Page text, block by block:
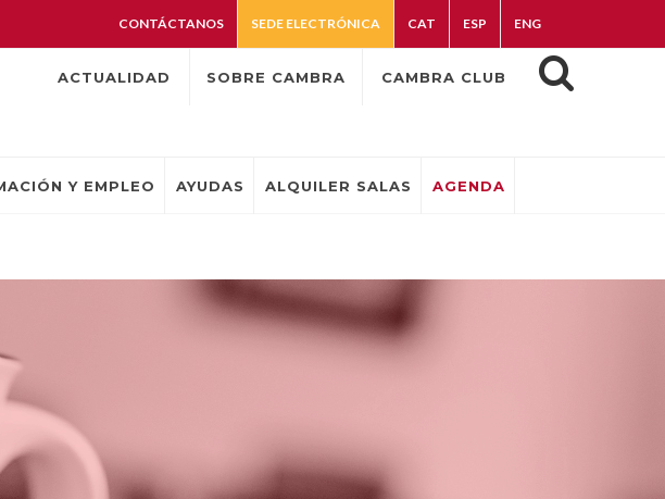
CONTÁCTANOS SEDE ELECTRÓNICA CAT ESP ENG
ACTUALIDAD SOBRE CAMBRA CAMBRA CLUB
Y EMPLEO AYUDAS ALQUILER SALAS AGENDA